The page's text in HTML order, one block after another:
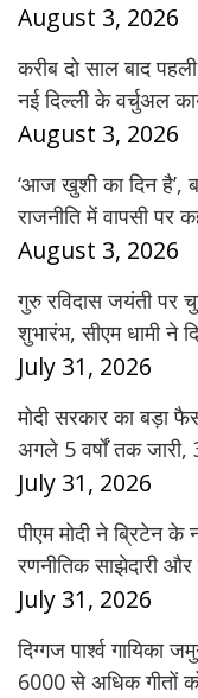
August 3, 2026
करीब दो साल बाद
नई दिल्ली के वर्चुअल
August 3, 2026
‘आज खुशी का दिन है’,
राजनीति में वापसी पर
August 3, 2026
गुरु रविदास जयंती पर
शुभारंभ, सीएम धामी ने
July 31, 2026
मोदी सरकार का बड़ा
अगले 5 वर्षों तक
July 31, 2026
पीएम मोदी ने ब्रिटेन के
रणनीतिक साझेदारी और
July 31, 2026
दिग्गज पार्श्व गायिका
6000 से अधिक गीतों